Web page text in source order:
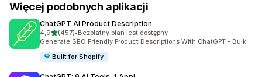
Więcej podobnych aplikacji
ChatGPT AI Product Description
4,9na 5 gwiazdek
(457)
Łączna liczba recenzji: 457
•Bezpłatny plan jest dostępny
Generate SEO Friendly Product Descriptions With ChatGPT - Bulk
Built for Shopify